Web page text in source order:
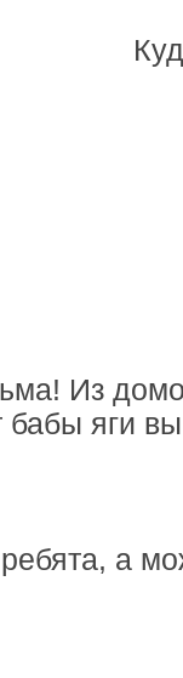
Из
бабы яги
а